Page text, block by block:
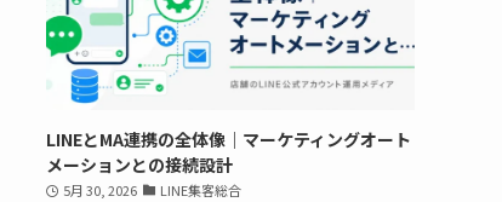
LINEとMA連携の全体像｜マーケティングオート
メーションとの接続設計
5月 30, 2026 LINE集客総合